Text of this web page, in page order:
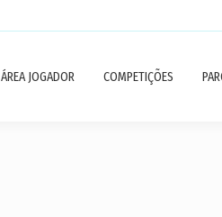
ÁREA JOGADOR COMPETIÇÕES